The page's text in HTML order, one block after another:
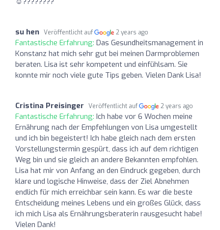
su hen Veröffentlicht auf 2 years ago
Fantastische Erfahrung: Das Gesundheitsmanagement in
Konstanz hat mich sehr gut bei meinen Darmproblemen
beraten. Lisa ist sehr kompetent und einfühlsam. Sie
konnte mir noch viele gute Tips geben. Vielen Dank Lisa!
Cristina Preisinger Veröffentlicht auf 2 years ago
Fantastische Erfahrung: Ich habe vor 6 Wochen meine
Ernährung nach der Empfehlungen von Lisa umgestellt
und ich bin begeistert! Ich habe gleich nach dem ersten
Vorstellungstermin gespürt, dass ich auf dem richtigen
Weg bin und sie gleich an andere Bekannten empfohlen.
Lisa hat mir von Anfang an den Eindruck gegeben, durch
klare und logische Hinweise, dass der Ziel Abnehmen
endlich für mich erreichbar sein kann. Es war die beste
Entscheidung meines Lebens und ein großes Glück, dass
ich mich Lisa als Ernährungsberaterin rausgesucht habe!
Vielen Dank!